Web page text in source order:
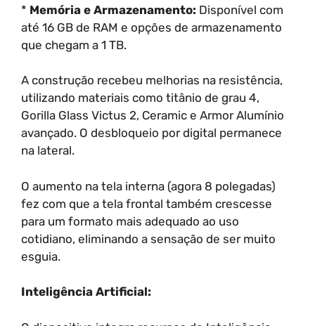
* Memória e Armazenamento: Disponível com
até 16 GB de RAM e opções de armazenamento
que chegam a 1 TB.
A construção recebeu melhorias na resistência,
utilizando materiais como titânio de grau 4,
Gorilla Glass Victus 2, Ceramic e Armor Alumínio
avançado. O desbloqueio por digital permanece
na lateral.
O aumento na tela interna (agora 8 polegadas)
fez com que a tela frontal também crescesse
para um formato mais adequado ao uso
cotidiano, eliminando a sensação de ser muito
esguia.
Inteligência Artificial: